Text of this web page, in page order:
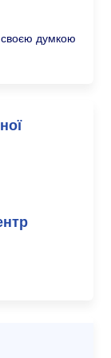
своєю думкою